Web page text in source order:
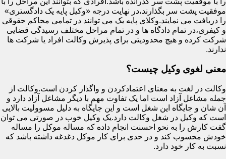
موفقیت پشت سر بگذارند،در نهایت درجه «وکیل پایه یک دادگستری»
را دریافت می نمایند.وکلای پایه یک می توانند در تمامی محاکم حقوقی
و کیفری،در تمام دادگاه ها و در تمام مراحل مختلف رسیدگی قضایی
شرکت کرده و هیچ محدودیتی برای پذیرش وکالت افراد یا شرکت ها
ندارند.
معنی لغوی وکیل چیست؟
وکالت در لغت به معنای اعتمادکردن و واگذار کردن است.وکالت از
جمله مشاغل آزاد است اما یک تفاوت مهم با دیگر مشاغل آزاد دارد و
آن شان و جایگاه این شغل است و این جایگاه به دلیل مسوولیت بالایی
است که وکیل در شغل وکالت دارد.یک وکیل خوب در صورتی می توان
گفت کارش را به نحو احسنت انجام داده که مساله موکل را مساله
خودش محسوب کند و در حدی برای کار موکل دغدغه داشته باشد که
نسبت به کار خود دارد.